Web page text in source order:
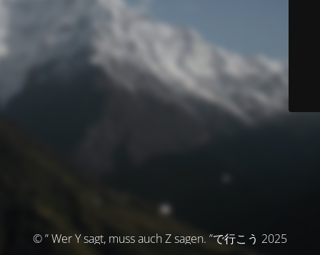
© ” Wer Y sagt, muss auch Z sagen. ”で行こう 2025